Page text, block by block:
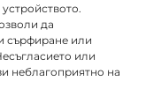
да
сърфиране или
или
неблагоприятно на